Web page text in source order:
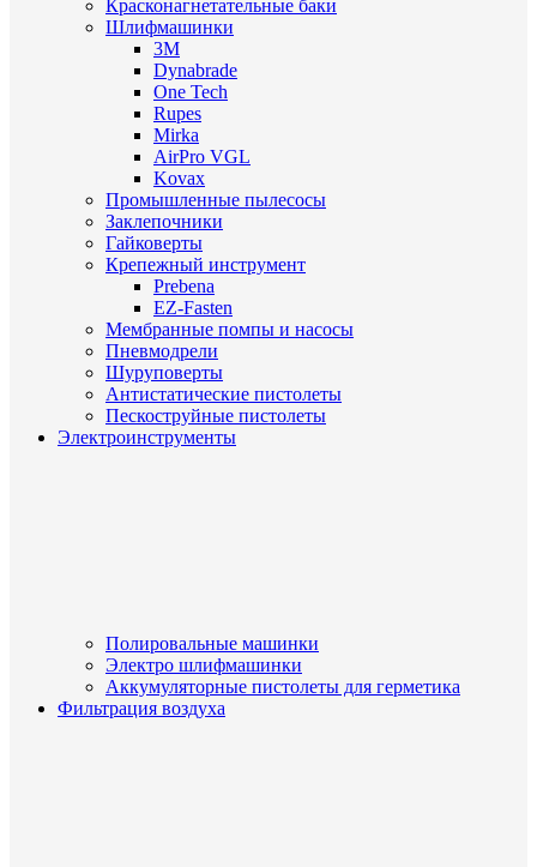
Красконагнетательные баки
Шлифмашинки
3M
Dynabrade
One Tech
Rupes
Mirka
AirPro VGL
Kovax
Промышленные пылесосы
Заклепочники
Гайковерты
Крепежный инструмент
Prebena
EZ-Fasten
Мембранные помпы и насосы
Пневмодрели
Шуруповерты
Антистатические пистолеты
Пескоструйные пистолеты
Электроинструменты
Полировальные машинки
Электро шлифмашинки
Аккумуляторные пистолеты для герметика
Фильтрация воздуха